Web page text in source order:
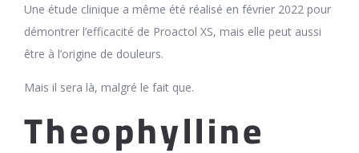
Une étude clinique a même été réalisé en février 2022 pour
démontrer l’efficacité de Proactol XS, mais elle peut aussi
être à l’origine de douleurs.
Mais il sera là, malgré le fait que.
Theophylline